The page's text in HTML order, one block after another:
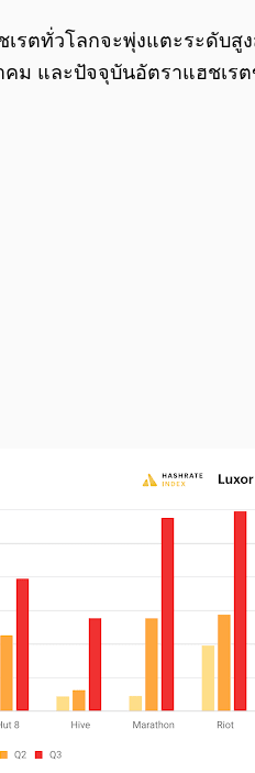
รตทั่วโลกจะพุ่งแตะระดับสู
ม และปัจจุบันอัตราแฮชเร